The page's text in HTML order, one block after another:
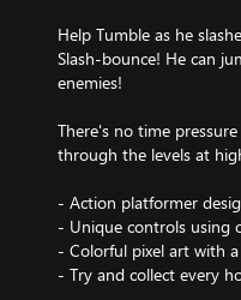
Help Tumble as he
Slash-bounce! He can
enemies!
There's no time
through the levels at
- Action platformer
- Unique controls using
- Colorful pixel art with
- Try and collect every